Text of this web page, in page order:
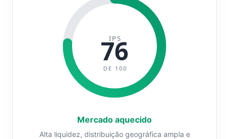
IPS
76
DE 100
Mercado aquecido
Alta liquidez, distribuição geográfica ampla e